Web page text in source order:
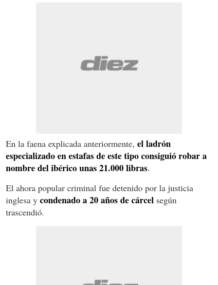
En la faena explicada anteriormente, el ladrón
especializado en estafas de este tipo consiguió robar a
nombre del ibérico unas 21.000 libras.
El ahora popular criminal fue detenido por la justicia
inglesa y condenado a 20 años de cárcel según
trascendió.